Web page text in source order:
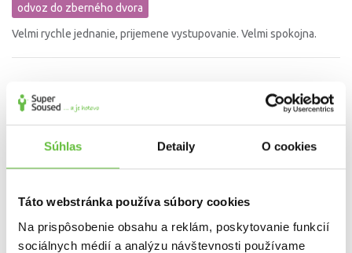
Súhlas Detaily O cookies
Táto webstránka používa súbory cookies
Na prispôsobenie obsahu a reklám, poskytovanie funkcií
sociálnych médií a analýzu návštevnosti používame
odvoz do zberného dvora
Velmi rychle jednanie, prijemene vystupovanie. Velmi spokojna.
Namontovanie digestora a svetla pod
linkou
oprava a zapojenie spotrebičov (sporák, umývačka, a pod.)